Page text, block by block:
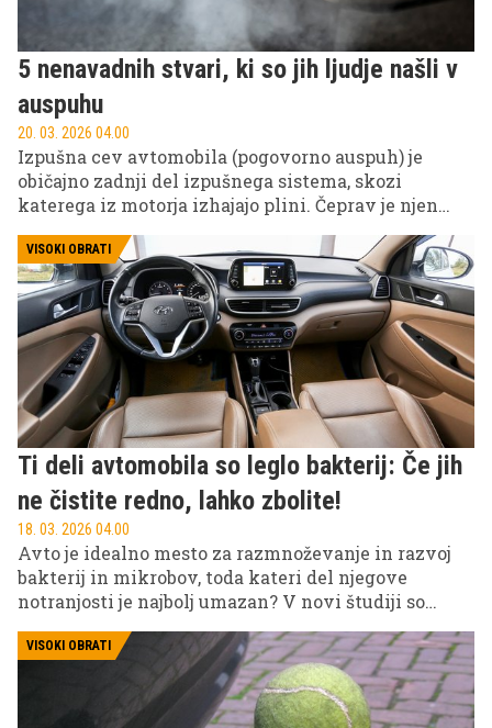
5 nenavadnih stvari, ki so jih ljudje našli v
auspuhu
20. 03. 2026 04.00
Izpušna cev avtomobila (pogovorno auspuh) je
običajno zadnji del izpušnega sistema, skozi
katerega iz motorja izhajajo plini. Čeprav je njen
namen preprost, mehaniki in lastniki vozil v
praksi v njej včasih najdejo presenetljive stvari. Te
lahko pridejo tja zaradi živali, potegavščin ali okvar
samega izpušnega sistema. V nadaljevanju
predstavljamo pet najbolj nenavadnih predmetov
oziroma pojavov, ki so jih v izpušnih ceveh
avtomobilov dejansko našli lastniki ali mehaniki.
VISOKI OBRATI
Ti deli avtomobila so leglo bakterij: Če jih
ne čistite redno, lahko zbolite!
18. 03. 2026 04.00
Avto je idealno mesto za razmnoževanje in razvoj
bakterij in mikrobov, toda kateri del njegove
notranjosti je najbolj umazan? V novi študiji so
znanstveniki vzeli 20 brisov iz notranjosti
avtomobila in jih testirali na najpogostejše
bakterije, rezultati pa vas bodo morda presenetili.
VISOKI OBRATI